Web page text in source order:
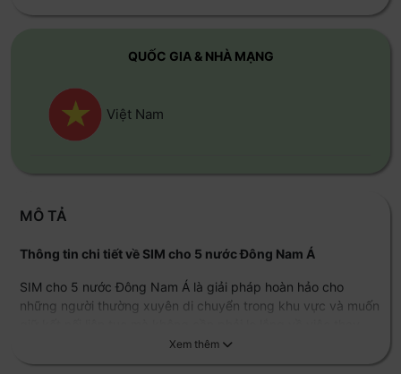
QUỐC GIA & NHÀ MẠNG
Việt Nam
MÔ TẢ
Thông tin chi tiết về SIM cho 5 nước Đông Nam Á
SIM cho 5 nước Đông Nam Á là giải pháp hoàn hảo cho
những người thường xuyên di chuyển trong khu vực và muốn
SIM. Với các gói cước đa dạng và công nghệ tiên tiến, bạn sẽ
được trải nghiệm internet tốc độ cao trong suốt chuyến đi.